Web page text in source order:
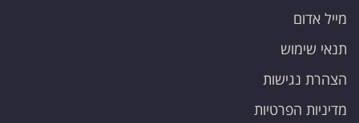
מייל אדום
תנאי שימוש
הצהרת נגישות
מדיניות הפרטיות